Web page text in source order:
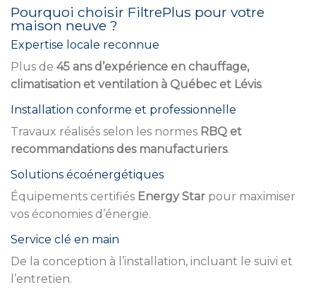
Pourquoi choisir FiltrePlus pour votre
maison neuve ?
Expertise locale reconnue
Plus de 45 ans d’expérience en chauffage,
climatisation et ventilation à Québec et Lévis.
Installation conforme et professionnelle
Travaux réalisés selon les normes RBQ et
recommandations des manufacturiers.
Solutions écoénergétiques
Équipements certifiés Energy Star pour maximiser
vos économies d’énergie.
Service clé en main
De la conception à l’installation, incluant le suivi et
l’entretien.